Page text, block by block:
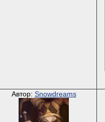
Автор: Snowdreams